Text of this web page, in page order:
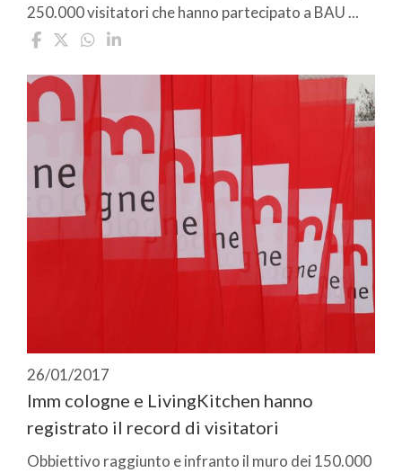
250.000 visitatori che hanno partecipato a BAU ...
26/01/2017
Imm cologne e LivingKitchen hanno
registrato il record di visitatori
Obbiettivo raggiunto e infranto il muro dei 150.000